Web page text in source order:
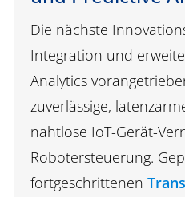
Die nächste
Integration und
Analytics
zuverlässige,
nahtlose IoT-Gerät-
Robotersteuerung.
fortgeschrittenen